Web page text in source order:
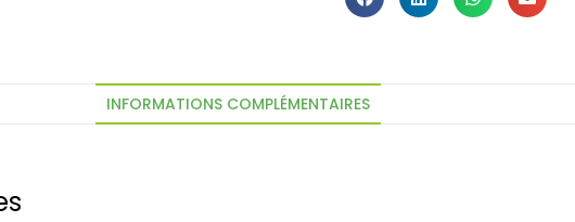
INFORMATIONS COMPLÉMENTAIRES